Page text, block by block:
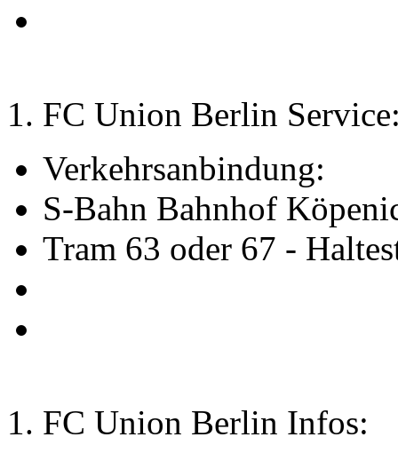
1. FC Union Berlin
Verkehrsanbindung:
S-Bahn Bahnhof
Tram 63 oder 67 -
1. FC Union Berlin Infos: